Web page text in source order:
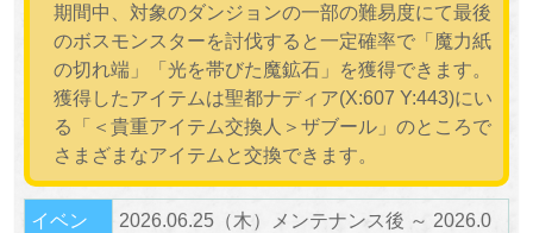
期間中、対象のダンジョンの一部の難易度にて最後
のボスモンスターを討伐すると一定確率で「魔力紙
の切れ端」「光を帯びた魔鉱石」を獲得できます。
獲得したアイテムは聖都ナディア(X:607 Y:443)にい
る「＜貴重アイテム交換人＞ザブール」のところで
さまざまなアイテムと交換できます。
イベン
2026.06.25（木）メンテナンス後 ～ 2026.0